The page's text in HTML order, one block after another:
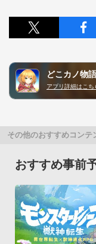
どこカノ物語
アプリ詳細はこち
その他のおすすめコンテ
おすすめ事前